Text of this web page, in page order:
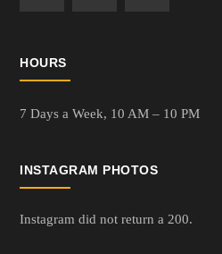
HOURS
7 Days a Week, 10 AM – 10 PM
INSTAGRAM PHOTOS
Instagram did not return a 200.